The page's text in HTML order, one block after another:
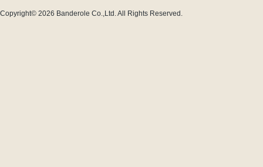
Copyright© 2026 Banderole Co.,Ltd.All Rights Reserved.